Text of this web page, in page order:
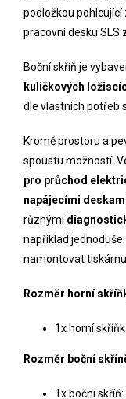
podložkou pohlcující
pracovní desku SLS
Boční skříň je
kuličkových
dle vlastních potřeb
Kromě prostoru a
spoustu možností.
pro průchod
napájecími
různými
například
namontovat tiskárnu.
Rozměr horní
1x horní
Rozměr boční
1x boční